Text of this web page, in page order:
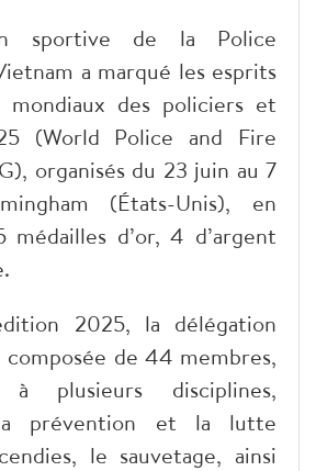
sportive de la Police
a marqué les esprits
mondiaux des policiers et
(World Police and Fire
organisés du 23 juin au 7
(États-Unis), en
médailles d’or, 4 d’argent
2025, la délégation
de 44 membres,
plusieurs disciplines,
prévention et la lutte
le sauvetage, ainsi